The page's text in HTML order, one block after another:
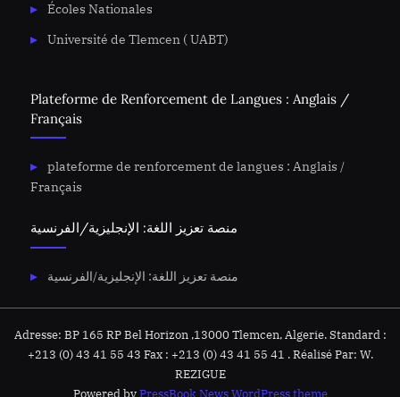
Écoles Nationales
Université de Tlemcen ( UABT)
Plateforme de Renforcement de Langues : Anglais /
Français
plateforme de renforcement de langues : Anglais /
Français
منصة تعزيز اللغة: الإنجليزية/الفرنسية
منصة تعزيز اللغة: الإنجليزية/الفرنسية
Adresse: BP 165 RP Bel Horizon ,13000 Tlemcen, Algerie. Standard :
+213 (0) 43 41 55 43 Fax : +213 (0) 43 41 55 41 . Réalisé Par: W.
REZIGUE